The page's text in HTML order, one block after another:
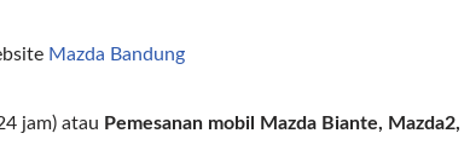
Mazda Bandung
jam) atau Pemesanan mobil Mazda Biante,